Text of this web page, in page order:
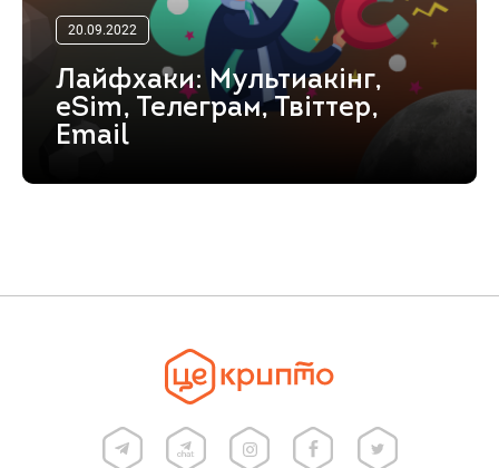
20.09.2022
Лайфхаки: Мультиакінг,
eSim, Телеграм, Твіттер,
Email